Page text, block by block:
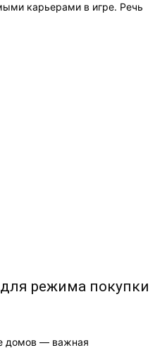
карьерами в игре. Речь
режима покупки
домов — важная